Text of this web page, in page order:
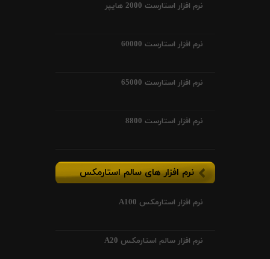
نرم افزار استارست 2000 هایپر
نرم افزار استارست 60000
نرم افزار استارست 65000
نرم افزار استارست 8800
نرم افزار های سالم استارمکس
نرم افزار استارمکس A100
نرم افزار سالم استارمکس A20